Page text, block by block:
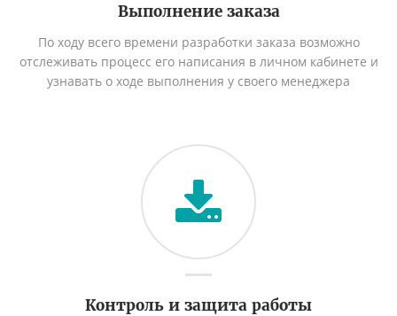
Выполнение заказа
По ходу всего времени разработки заказа возможно
отслеживать процесс его написания в личном кабинете и
узнавать о ходе выполнения у своего менеджера
Контроль и защита работы